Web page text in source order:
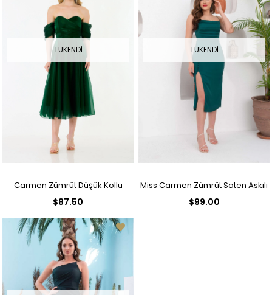
TÜKENDI
Carmen Zümrüt Düşük Kollu
$87.50
TÜKENDI
Miss Carmen Zümrüt Saten Askılı
$99.00